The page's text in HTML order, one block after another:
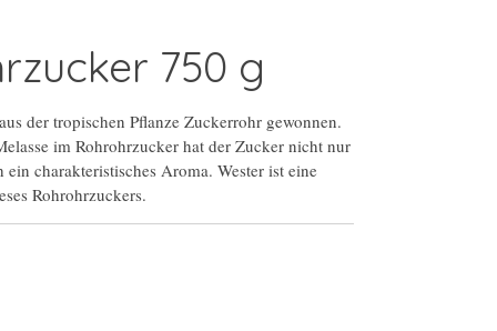
750 g
der tropischen Pflanze Zuckerrohr gewonnen.
im Rohrohrzucker hat der Zucker nicht nur
charakteristisches Aroma. Wester ist eine
Rohrohrzuckers.